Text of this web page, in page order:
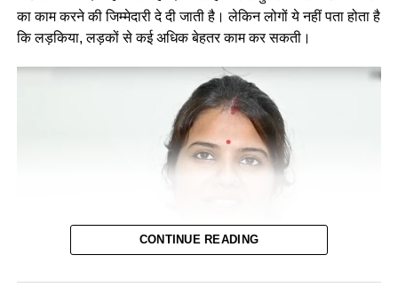
का काम करने की जिम्मेदारी दे दी जाती है। लेकिन लोगों ये नहीं पता होता है
कि लड़किया, लड़कों से कई अधिक बेहतर काम कर सकती।
CONTINUE READING